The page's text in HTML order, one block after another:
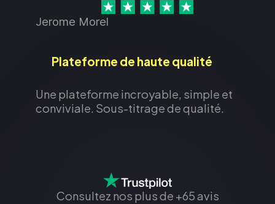
Jerome Morel
Plateforme de haute qualité
Une plateforme incroyable, simple et
conviviale. Sous-titrage de qualité.
Consultez nos plus de +65 avis